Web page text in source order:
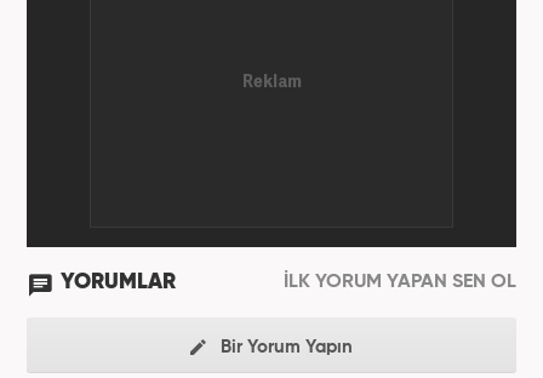
YORUMLAR İLK YORUM YAPAN SEN OL
Bir Yorum Yapın